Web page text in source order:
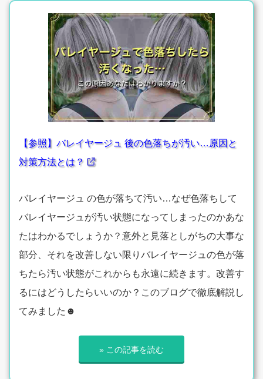
【参照】バレイヤージュ 後の色落ちが汚い…原因と
対策方法とは？
バレイヤージュ の色が落ちて汚い…なぜ色落ちして
バレイヤージュが汚い状態になってしまったのかあな
たはわかるでしょうか？意外と見落としがちの大事な
部分、それを改善しない限りバレイヤージュの色が落
ちたら汚い状態がこれからも永遠に続きます。改善す
るにはどうしたらいいのか？このブログで徹底解説し
てみました☻
» この記事を読む